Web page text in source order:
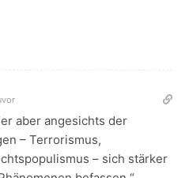
aber angesichts der
– Terrorismus,
– sich stärker